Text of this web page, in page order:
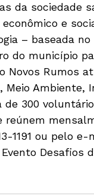
da sociedade
e
– baseada
do município
Novos Rumos
Meio Ambiente,
de 300
reúnem
1191 ou pelo
Desafios